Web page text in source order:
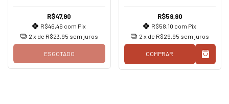
R$47,90
R$46,46 com Pix
2 x de R$23,95 sem juros
ESGOTADO
R$59,90
R$58,10 com Pix
2 x de R$29,95 sem juros
COMPRAR